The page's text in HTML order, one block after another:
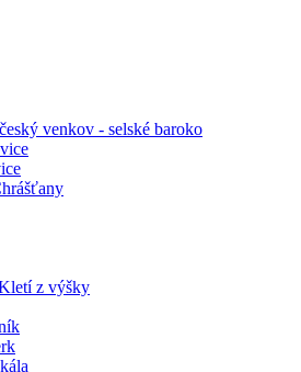
venkov - selské baroko
z výšky